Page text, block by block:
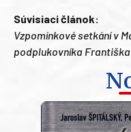
Súvisiaci článok:
Vzpomínkové setkání v
podplukovníka Františka